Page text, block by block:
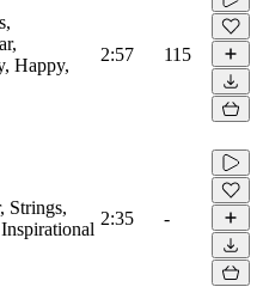
Happy,
2:57 115
Strings,
2:35 -